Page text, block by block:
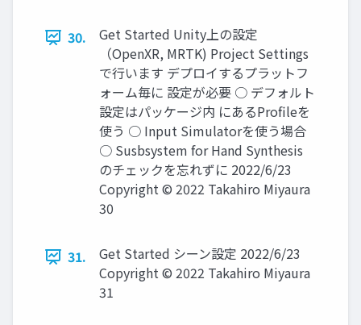
30.
Get Started Unity上の設定
（OpenXR, MRTK) Project Settings
で行います デプロイするプラットフ
ォーム毎に 設定が必要 ○ デフォルト
設定はパッケージ内 にあるProfileを
使う ○ Input Simulatorを使う場合
○ Susbsystem for Hand Synthesis
のチェックを忘れずに 2022/6/23
Copyright © 2022 Takahiro Miyaura
30
31.
Get Started シーン設定 2022/6/23
Copyright © 2022 Takahiro Miyaura
31